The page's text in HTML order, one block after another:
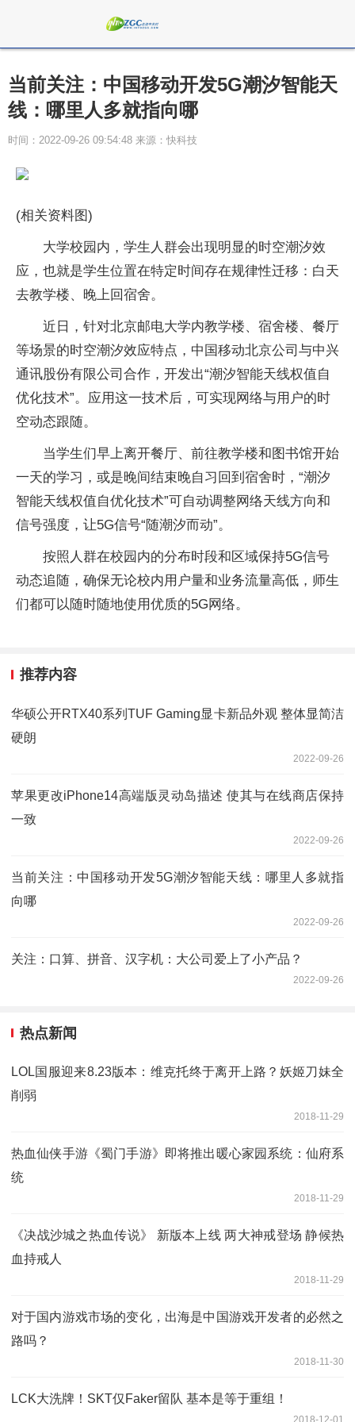
当前关注：中国移动开发5G潮汐智能天
线：哪里人多就指向哪
时间：2022-09-26 09:54:48 来源：快科技
(相关资料图)
大学校园内，学生人群会出现明显的时空潮汐效
应，也就是学生位置在特定时间存在规律性迁移：白天
去教学楼、晚上回宿舍。
近日，针对北京邮电大学内教学楼、宿舍楼、餐厅
等场景的时空潮汐效应特点，中国移动北京公司与中兴
通讯股份有限公司合作，开发出“潮汐智能天线权值自
优化技术”。应用这一技术后，可实现网络与用户的时
空动态跟随。
当学生们早上离开餐厅、前往教学楼和图书馆开始
一天的学习，或是晚间结束晚自习回到宿舍时，“潮汐
智能天线权值自优化技术”可自动调整网络天线方向和
信号强度，让5G信号“随潮汐而动”。
按照人群在校园内的分布时段和区域保持5G信号
动态追随，确保无论校内用户量和业务流量高低，师生
们都可以随时随地使用优质的5G网络。
推荐内容
华硕公开RTX40系列TUF Gaming显卡新品外观 整体显简洁
硬朗
2022-09-26
苹果更改iPhone14高端版灵动岛描述 使其与在线商店保持
一致
2022-09-26
当前关注：中国移动开发5G潮汐智能天线：哪里人多就指
向哪
2022-09-26
关注：口算、拼音、汉字机：大公司爱上了小产品？
2022-09-26
热点新闻
LOL国服迎来8.23版本：维克托终于离开上路？妖姬刀妹全
削弱
2018-11-29
热血仙侠手游《蜀门手游》即将推出暖心家园系统：仙府系
统
2018-11-29
《决战沙城之热血传说》 新版本上线 两大神戒登场 静候热
血持戒人
2018-11-29
对于国内游戏市场的变化，出海是中国游戏开发者的必然之
路吗？
2018-11-30
LCK大洗牌！SKT仅Faker留队 基本是等于重组！
2018-12-01